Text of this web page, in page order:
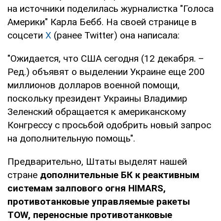
на источники поделилась журналистка "Голоса
Америки" Карла Бебб. На своей странице в
соцсети X (ранее Twitter) она написала:
"Ожидается, что США сегодня (12 декабря. –
Ред.) объявят о выделении Украине еще 200
миллионов долларов военной помощи,
поскольку президент Украины Владимир
Зеленский обращается к американскому
Конгрессу с просьбой одобрить новый запрос
на дополнительную помощь".
Предварительно, Штаты выделят нашей
стране дополнительные БК к реактивным
системам залпового огня HIMARS,
противотанковые управляемые ракеты
TOW, переносные противотанковые